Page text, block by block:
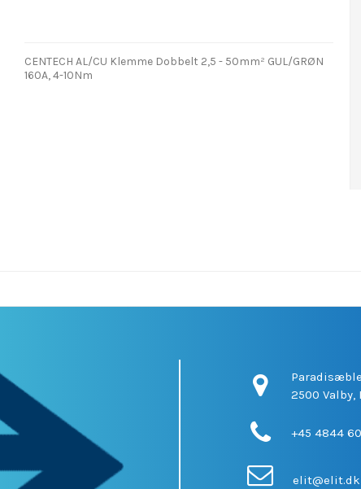
CENTECH AL/CU Klemme Dobbelt 2,5 - 50mm² GUL/GRØN
160A, 4-10Nm
2500 Valby,
+45 4844
elit@elit.dk